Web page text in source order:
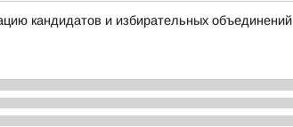
кандидатов и избирательных объединений